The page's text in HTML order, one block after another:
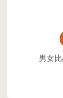
男女